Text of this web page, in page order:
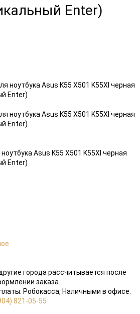
Enter)
Asus K55 X501 K55XI черная
Enter)
города рассчитывается после
заказа.
Робокасса, Наличными в офисе.
821-05-55